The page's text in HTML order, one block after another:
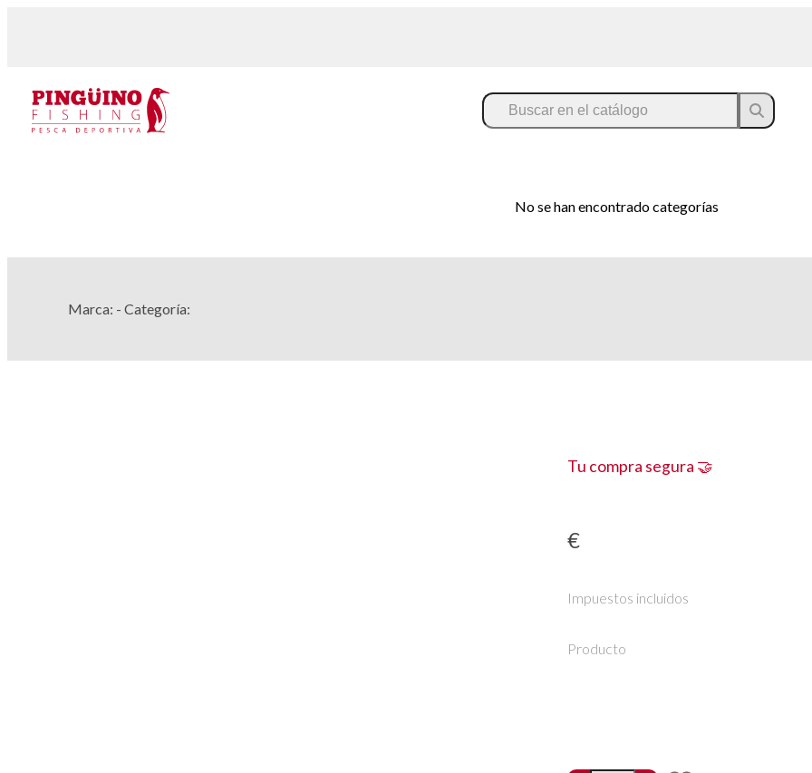
No se han encontrado categorías
Marca: - Categoría:
Tu compra segura 🤝
€
Impuestos incluidos
Producto